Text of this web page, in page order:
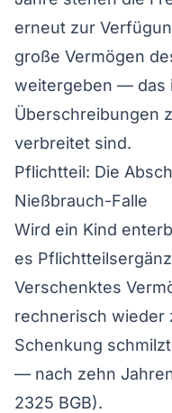
erneut zur
große Vermögen
weitergeben — das
Überschreibungen
verbreitet sind.
Pflichtteil: Die
Nießbrauch-Falle
Wird ein Kind
es
Verschenktes
rechnerisch wieder
Schenkung
— nach zehn
2325 BGB).